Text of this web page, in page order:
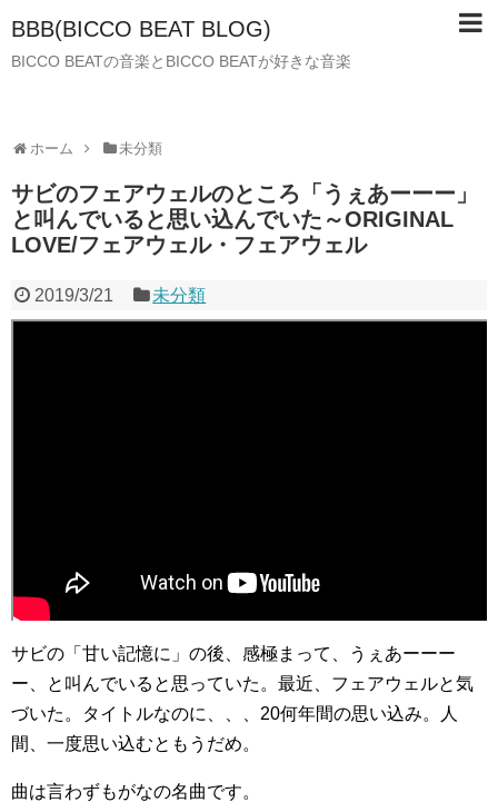
BBB(BICCO BEAT BLOG)
BICCO BEATの音楽とBICCO BEATが好きな音楽
ホーム 未分類
サビのフェアウェルのところ「うぇあーーー」
と叫んでいると思い込んでいた～ORIGINAL
LOVE/フェアウェル・フェアウェル
2019/3/21 未分類
サビの「甘い記憶に」の後、感極まって、うぇあーーー
ー、と叫んでいると思っていた。最近、フェアウェルと気
づいた。タイトルなのに、、、20何年間の思い込み。人
間、一度思い込むともうだめ。
曲は言わずもがなの名曲です。